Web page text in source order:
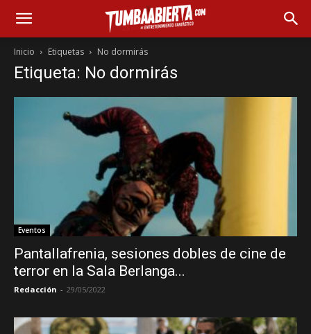
Inicio Etiquetas No dormirás
Etiqueta: No dormirás
Eventos
Pantallafrenia, sesiones dobles de cine de
terror en la Sala Berlanga...
Redacción - 29/05/2022